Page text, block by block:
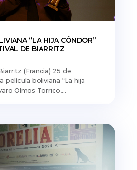
“LA HIJA CÓNDOR”
DE BIARRITZ
(Francia) 25 de
película boliviana “La hija
Olmos Torrico,...